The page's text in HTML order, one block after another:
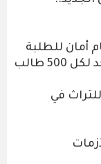
أمان للطلبة
طالب
في